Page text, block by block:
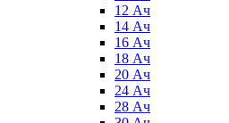
12 Ач
14 Ач
16 Ач
18 Ач
20 Ач
24 Ач
28 Ач